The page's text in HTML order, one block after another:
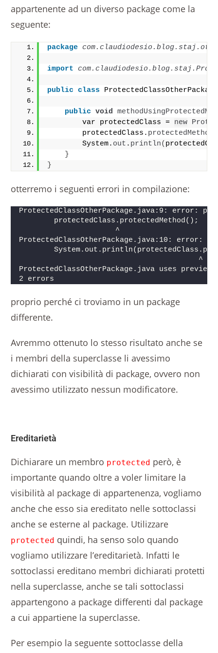
appartenente ad un diverso package come la
seguente:
package
import
public class
public void
        var protectedClass =
new
        protectedClass.
protectedMethod
        System.
out . println(
}
}
otterremo i seguenti errori in compilazione:
ProtectedClassOtherPackage.java:9: error:
        protectedClass.protectedMethod();
                      ^
ProtectedClassOtherPackage.java:10: error:
                                         ^
ProtectedClassOtherPackage.java uses
2 errors
proprio perché ci troviamo in un package
differente.
Avremmo ottenuto lo stesso risultato anche se
i membri della superclasse li avessimo
dichiarati con visibilità di package, ovvero non
avessimo utilizzato nessun modificatore.
Ereditarietà
Dichiarare un membro protected però, è
importante quando oltre a voler limitare la
visibilità al package di appartenenza, vogliamo
anche che esso sia ereditato nelle sottoclassi
anche se esterne al package. Utilizzare
protected quindi, ha senso solo quando
vogliamo utilizzare l’ereditarietà. Infatti le
sottoclassi ereditano membri dichiarati protetti
nella superclasse, anche se tali sottoclassi
appartengono a package differenti dal package
a cui appartiene la superclasse.
Per esempio la seguente sottoclasse della